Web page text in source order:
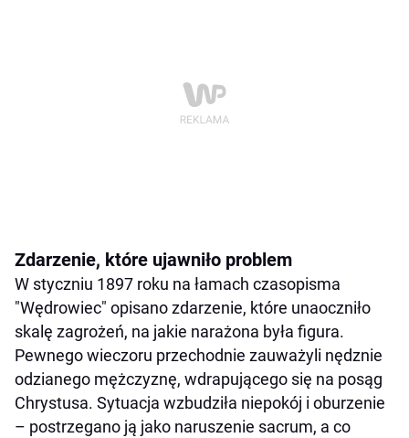
Zdarzenie, które ujawniło problem
W styczniu 1897 roku na łamach czasopisma
"Wędrowiec" opisano zdarzenie, które unaoczniło
skalę zagrożeń, na jakie narażona była figura.
Pewnego wieczoru przechodnie zauważyli nędznie
odzianego mężczyznę, wdrapującego się na posąg
Chrystusa. Sytuacja wzbudziła niepokój i oburzenie
– postrzegano ją jako naruszenie sacrum, a co